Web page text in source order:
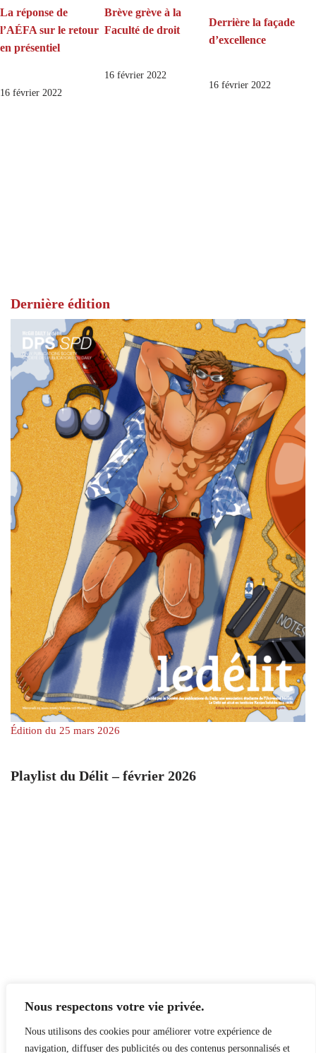
Nous respectons votre vie privée.
Nous utilisons des cookies pour améliorer votre expérience de
navigation, diffuser des publicités ou des contenus personnalisés et
La réponse de
l’AÉFA sur le retour
en présentiel
16 février 2022
Brève grève à la
Faculté de droit
16 février 2022
Derrière la façade
d’excellence
16 février 2022
Dernière édition
Édition du 25 mars 2026
Playlist du Délit – février 2026